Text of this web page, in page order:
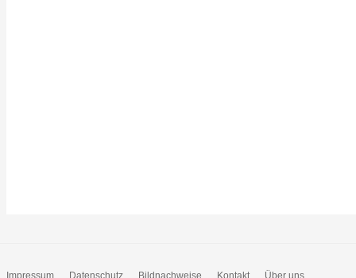
Impressum Datenschutz Bildnachweise Kontakt Über uns